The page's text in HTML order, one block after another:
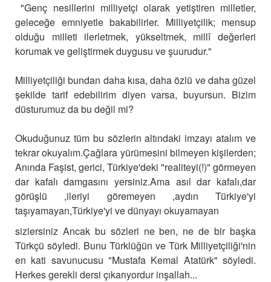
 "Genç nesillerini milliyetçi olarak yetiştiren milletler,
geleceğe emniyetle bakabilirler. Milliyetçilik; mensup
olduğu milleti ilerletmek, yükseltmek, millî değerleri
korumak ve geliştirmek duygusu ve şuurudur."
Milliyetçiliği bundan daha kısa, daha özlü ve daha güzel
şekilde tarif edebilirim diyen varsa, buyursun. Bizim
düsturumuz da bu değil mi?
Okuduğunuz tüm bu sözlerin altındaki imzayı atalım ve
tekrar okuyalım.Çağlara yürümesini bilmeyen kişilerden;
Anında Faşist, gerici, Türkiye'deki "realiteyi(!)" görmeyen
dar kafalı damgasını yersiniz.Ama asıl dar kafalı,dar
görüşlü ,ileriyi göremeyen ,aydın Türkiye'yi
taşıyamayan,Türkiye'yi ve dünyayı okuyamayan
sizlersiniz Ancak bu sözleri ne ben, ne de bir başka
Türkçü söyledi. Bunu Türklüğün ve Türk Milliyetçiliği'nin
en kati savunucusu "Mustafa Kemal Atatürk" söyledi.
Herkes gerekli dersi çıkarıyordur inşallah...